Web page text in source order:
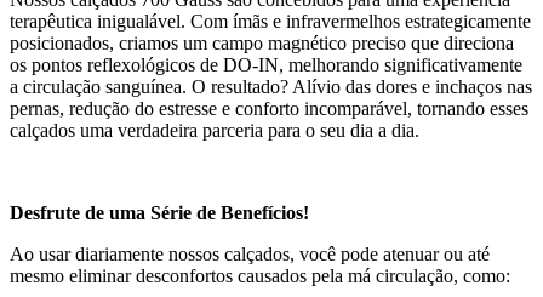
terapêutica inigualável. Com ímãs e infravermelhos estrategicamente
posicionados, criamos um campo magnético preciso que direciona
os pontos reflexológicos de DO-IN, melhorando significativamente
a circulação sanguínea. O resultado? Alívio das dores e inchaços nas
pernas, redução do estresse e conforto incomparável, tornando esses
calçados uma verdadeira parceria para o seu dia a dia.
Desfrute de uma Série de Benefícios!
Ao usar diariamente nossos calçados, você pode atenuar ou até
mesmo eliminar desconfortos causados pela má circulação, como: